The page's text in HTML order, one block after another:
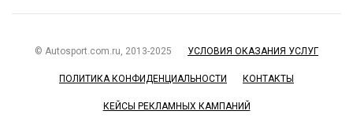
© Autosport.com.ru, 2013-2025 УСЛОВИЯ ОКАЗАНИЯ УСЛУГ
ПОЛИТИКА КОНФИДЕНЦИАЛЬНОСТИ КОНТАКТЫ
КЕЙСЫ РЕКЛАМНЫХ КАМПАНИЙ